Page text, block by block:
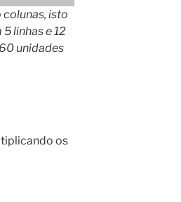
isto
linhas e 12
unidades
os